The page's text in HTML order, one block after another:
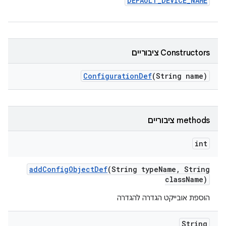
‫Constructors ציבוריים
ConfigurationDef(String name)
‫methods ציבוריים
int
addConfigObjectDef(String typeName , String
className)
הוספת אובייקט הגדרה להגדרה
String